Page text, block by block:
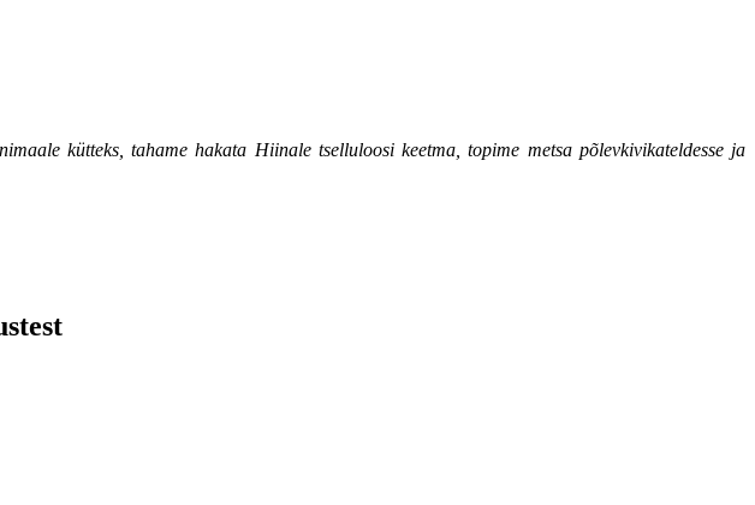
kütteks, tahame hakata Hiinale tselluloosi keetma, topime metsa põlevkivikateldesse ja